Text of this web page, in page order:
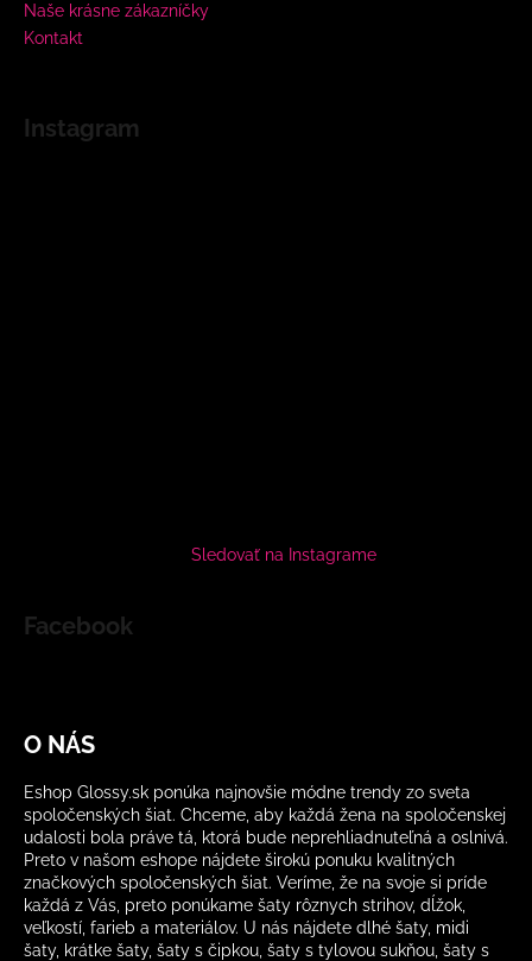
Naše krásne zákazníčky
Kontakt
Instagram
Sledovať na Instagrame
Facebook
O NÁS
Eshop Glossy.sk ponúka najnovšie módne trendy zo sveta
spoločenských šiat. Chceme, aby každá žena na spoločenskej
udalosti bola práve tá, ktorá bude neprehliadnuteľná a oslnivá.
Preto v našom eshope nájdete širokú ponuku kvalitných
značkových spoločenských šiat. Veríme, že na svoje si príde
každá z Vás, preto ponúkame šaty rôznych strihov, dĺžok,
veľkostí, farieb a materiálov. U nás nájdete dlhé šaty, midi
šaty, krátke šaty, šaty s čipkou, šaty s tylovou sukňou, šaty s